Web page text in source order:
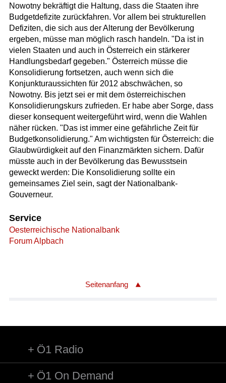
Nowotny bekräftigt die Haltung, dass die Staaten ihre
Budgetdefizite zurückfahren. Vor allem bei strukturellen
Defiziten, die sich aus der Alterung der Bevölkerung
ergeben, müsse man möglich rasch handeln. "Da ist in
vielen Staaten und auch in Österreich ein stärkerer
Handlungsbedarf gegeben." Österreich müsse die
Konsolidierung fortsetzen, auch wenn sich die
Konjunkturaussichten für 2012 abschwächen, so
Nowotny. Bis jetzt sei er mit dem österreichischen
Konsolidierungskurs zufrieden. Er habe aber Sorge, dass
dieser konsequent weitergeführt wird, wenn die Wahlen
näher rücken. "Das ist immer eine gefährliche Zeit für
Budgetkonsolidierung." Am wichtigsten für Österreich: die
Glaubwürdigkeit auf den Finanzmärkten sichern. Dafür
müsste auch in der Bevölkerung das Bewusstsein
geweckt werden: Die Konsolidierung sollte ein
gemeinsames Ziel sein, sagt der Nationalbank-
Gouverneur.
Service
Oesterreichische Nationalbank
Forum Alpbach
Seitenanfang
Ö1 Radio
Ö1 On Demand